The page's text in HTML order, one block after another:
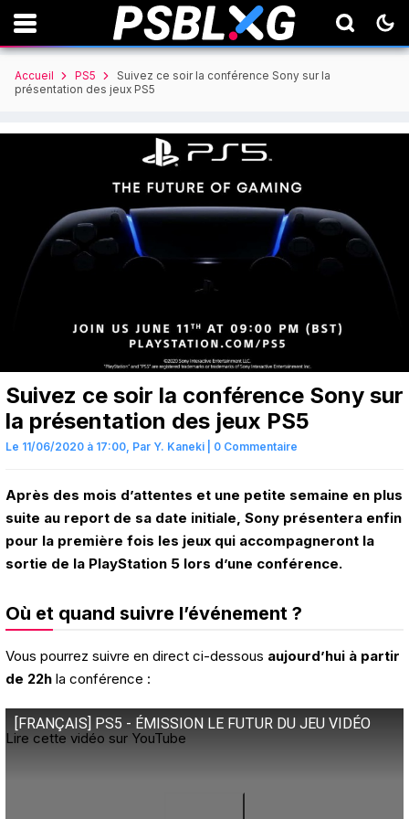
Accueil PS5
Suivez ce soir la conférence Sony sur la
présentation des jeux PS5
Suivez ce soir la conférence Sony sur
la présentation des jeux PS5
Le 11/06/2020 à 17:00, Par Y. Kaneki 0 Commentaire
Après des mois d’attentes et une petite semaine en plus
suite au report de sa date initiale, Sony présentera enfin
pour la première fois les jeux qui accompagneront la
sortie de la PlayStation 5 lors d’une conférence.
Où et quand suivre l’événement ?
Vous pourrez suivre en direct ci-dessous aujourd’hui à partir
de 22h la conférence :
[FRANÇAIS] PS5 - ÉMISSION LE FUTUR DU JEU VIDÉO
Lire cette vidéo sur YouTube